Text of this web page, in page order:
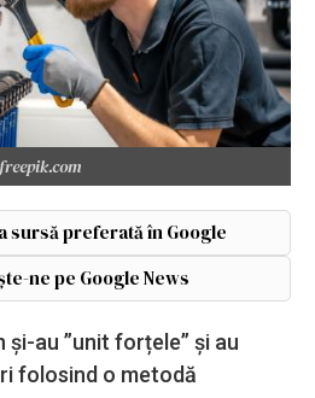
sursă preferată în Google
ne pe Google News
și-au ”unit forțele” și au
folosind o metodă